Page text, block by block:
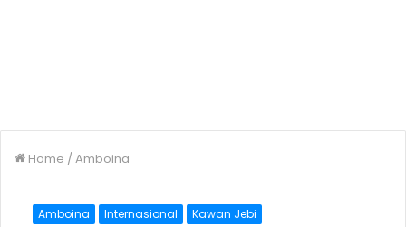
Home /Amboina
Amboina Internasional Kawan Jebi